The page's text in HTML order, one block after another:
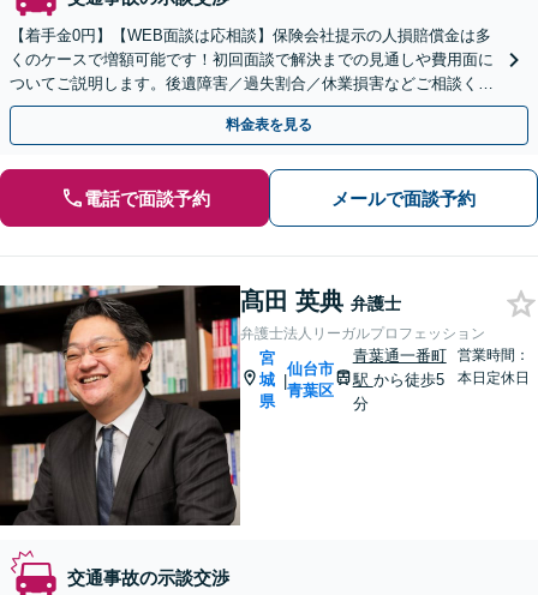
【着手金0円】【WEB面談は応相談】保険会社提示の人損賠償金は多
くのケースで増額可能です！初回面談で解決までの見通しや費用面に
ついてご説明します。後遺障害／過失割合／休業損害などご相談くだ
さい【富谷町役場の元職員】
料金表を見る
電話で面談予約 メールで面談予約
髙田 英典 弁護士
弁護士法人リーガルプロフェッション
宮
城
県
|
仙台市
青葉区
青葉通一番町
駅 から徒歩5
分
営業時間：
本日定休日
交通事故の示談交渉